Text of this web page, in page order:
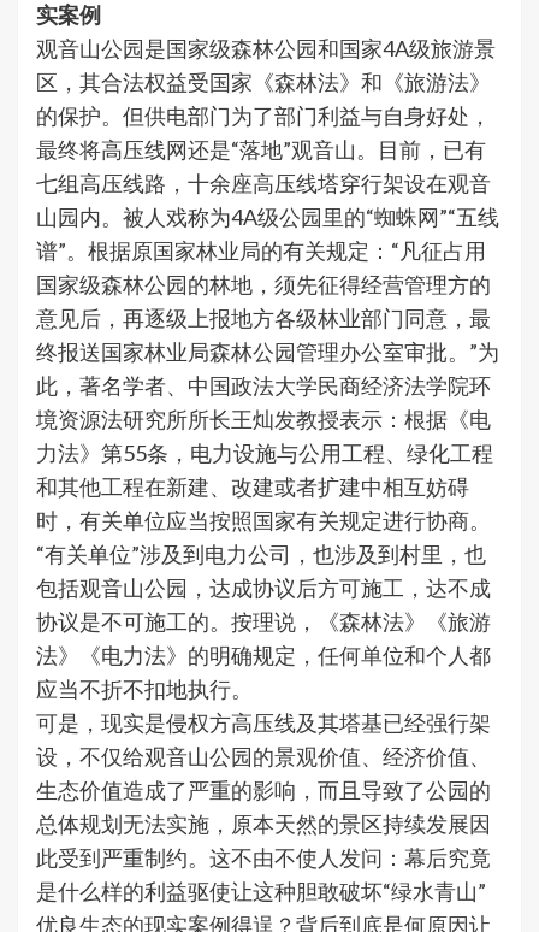
实案例
观音山公园是国家级森林公园和国家4A级旅游景
区，其合法权益受国家《森林法》和《旅游法》
的保护。但供电部门为了部门利益与自身好处，
最终将高压线网还是“落地”观音山。目前，已有
七组高压线路，十余座高压线塔穿行架设在观音
山园内。被人戏称为4A级公园里的“蜘蛛网”“五线
谱”。根据原国家林业局的有关规定：“凡征占用
国家级森林公园的林地，须先征得经营管理方的
意见后，再逐级上报地方各级林业部门同意，最
终报送国家林业局森林公园管理办公室审批。”为
此，著名学者、中国政法大学民商经济法学院环
境资源法研究所所长王灿发教授表示：根据《电
力法》第55条，电力设施与公用工程、绿化工程
和其他工程在新建、改建或者扩建中相互妨碍
时，有关单位应当按照国家有关规定进行协商。
“有关单位”涉及到电力公司，也涉及到村里，也
包括观音山公园，达成协议后方可施工，达不成
协议是不可施工的。按理说，《森林法》《旅游
法》《电力法》的明确规定，任何单位和个人都
应当不折不扣地执行。
可是，现实是侵权方高压线及其塔基已经强行架
设，不仅给观音山公园的景观价值、经济价值、
生态价值造成了严重的影响，而且导致了公园的
总体规划无法实施，原本天然的景区持续发展因
此受到严重制约。这不由不使人发问：幕后究竟
是什么样的利益驱使让这种胆敢破坏“绿水青山”
优良生态的现实案例得逞？背后到底是何原因让